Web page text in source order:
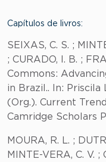
Capítulos de livros:
SEIXAS, C. S. ;
; CURADO, I. B. ;
Commons:
in Brazil.. In: Priscila
(Org.). Current
Camridge Scholars
MOURA, R. L. ;
MINTE-VERA, C. V.